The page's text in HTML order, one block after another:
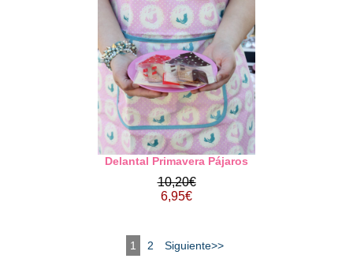
Delantal Primavera Pájaros
10,20€
6,95€
1 2 Siguiente>>